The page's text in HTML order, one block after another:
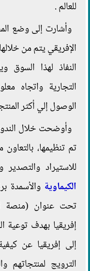
للعالم .
وأشارت إلى وضع
الإفريقي يتم من
النفاذ لهذا السوق
التجارية واتجاه
الوصول إلي أكثر
وأوضحت خلال
تم تنظيمها،
للاستيراد والتصدير
الكيماوية والأسمدة
تحت عنوان (منصة
إفريقيا بهدف توعية
إلى إفريقيا عن
الترويج